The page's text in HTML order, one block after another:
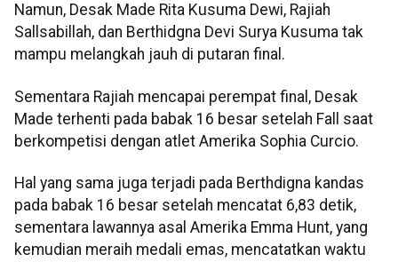
Namun, Desak Made Rita Kusuma Dewi, Rajiah
Sallsabillah, dan Berthidgna Devi Surya Kusuma tak
mampu melangkah jauh di putaran final.
Sementara Rajiah mencapai perempat final, Desak
Made terhenti pada babak 16 besar setelah Fall saat
berkompetisi dengan atlet Amerika Sophia Curcio.
Hal yang sama juga terjadi pada Berthdigna kandas
pada babak 16 besar setelah mencatat 6,83 detik,
sementara lawannya asal Amerika Emma Hunt, yang
kemudian meraih medali emas, mencatatkan waktu